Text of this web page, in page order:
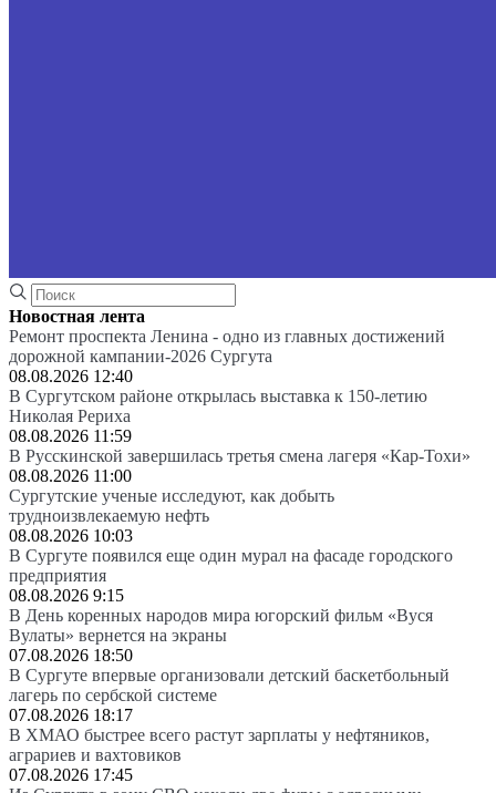
Новостная лента
Ремонт проспекта Ленина - одно из главных достижений
дорожной кампании-2026 Сургута
08.08.2026 12:40
В Сургутском районе открылась выставка к 150-летию
Николая Рериха
08.08.2026 11:59
В Русскинской завершилась третья смена лагеря «Кар-Тохи»
08.08.2026 11:00
Сургутские ученые исследуют, как добыть
трудноизвлекаемую нефть
08.08.2026 10:03
В Сургуте появился еще один мурал на фасаде городского
предприятия
08.08.2026 9:15
В День коренных народов мира югорский фильм «Вуся
Вулаты» вернется на экраны
07.08.2026 18:50
В Сургуте впервые организовали детский баскетбольный
лагерь по сербской системе
07.08.2026 18:17
В ХМАО быстрее всего растут зарплаты у нефтяников,
аграриев и вахтовиков
07.08.2026 17:45